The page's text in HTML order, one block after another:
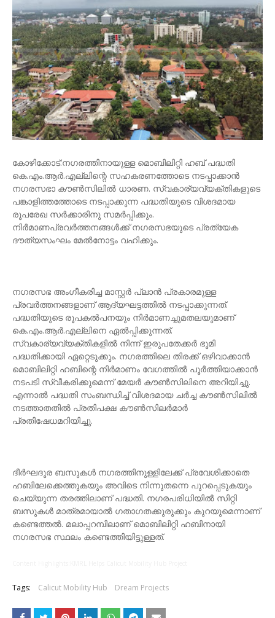
കോഴിക്കോട്:നഗരത്തിനായുള്ള മൊബിലിറ്റി ഹബ് പദ്ധതി
കെ.എം.ആര്‍.എല്ലിന്റെ സഹകരണത്തോടെ നടപ്പാക്കാന്‍
നഗരസഭാ കൗണ്‍സിലില്‍ ധാരണ. സ്വകാര്യവ്യക്തികളുടെ
പങ്കാളിത്തത്തോടെ നടപ്പാക്കുന്ന പദ്ധതിയുടെ വിശദമായ
രൂപരേഖ സര്‍ക്കാരിനു സമര്‍പ്പിക്കും.
നിര്‍മാണപ്രവര്‍ത്തനങ്ങള്‍ക്ക് നഗരസഭയുടെ പ്രത്യേക
ദൗത്യസംഘം മേല്‍നോട്ടം വഹിക്കും.
നഗരസഭ അംഗീകരിച്ച മാസ്റ്റര്‍ പ്ലാന്‍ പ്രകാരമുള്ള
പ്രവര്‍ത്തനങ്ങളാണ് ആദ്യഘട്ടത്തില്‍ നടപ്പാക്കുന്നത്.
പദ്ധതിയുടെ രൂപകല്‍പനയും നിര്‍മാണച്ചുമതലയുമാണ്
കെ.എം.ആര്‍.എല്ലിനെ ഏല്‍പ്പിക്കുന്നത്.
സ്വകാര്യവ്യക്തികളില്‍ നിന്ന് ഇരുപതേക്കര്‍ ഭൂമി
പദ്ധതിക്കായി ഏറ്റെടുക്കും. നഗരത്തിലെ തിരക്ക് ഒഴിവാക്കാന്‍
മൊബിലിറ്റി ഹബിന്റെ നിര്‍മാണം വേഗത്തില്‍ പൂര്‍ത്തിയാക്കാന്‍
നടപടി സ്വീകരിക്കുമെന്ന് മേയര്‍ കൗണ്‍സിലിനെ അറിയിച്ചു.
എന്നാല്‍ പദ്ധതി സംബന്ധിച്ച് വിശദമായ ചര്‍ച്ച കൗണ്‍സിലില്‍
നടത്താതതില്‍ പ്രതിപക്ഷ കൗണ്‍സിലര്‍മാര്‍
പ്രതിഷേധമറിയിച്ചു.
ദീര്‍ഘദൂര ബസുകള്‍ നഗരത്തിനുള്ളിലേക്ക് പ്രവേശിക്കാതെ
ഹബിലേക്കെത്തുകയും അവിടെ നിന്നുതന്നെ പുറപ്പെടുകയും
ചെയ്യുന്ന തരത്തിലാണ് പദ്ധതി. നഗരപരിധിയില്‍ സിറ്റി
ബസുകള്‍ മാത്രമായാല്‍ ഗതാഗതക്കുരുക്കും കുറയുമെന്നാണ്
കണ്ടെത്തല്‍. മലാപ്പറമ്പിലാണ് മൊബിലിറ്റി ഹബിനായി
നഗരസഭ സ്ഥലം കണ്ടെത്തിയിട്ടുള്ളത്.
Tags: Calicut Mobility Hub Dream Projects